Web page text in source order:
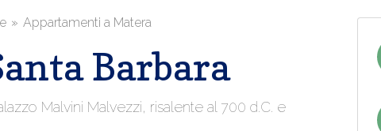
Appartamenti a Matera
Barbara
Malvini Malvezzi, risalente al 700 d.C. e